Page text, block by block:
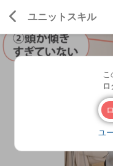
ユニットスキル
こ
ユ